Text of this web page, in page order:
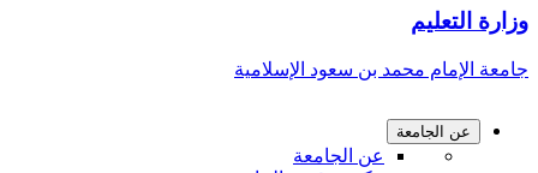
وزارة التعليم
جامعة الإمام محمد بن سعود الإسلامية
عن الجامعة
عن الجامعة